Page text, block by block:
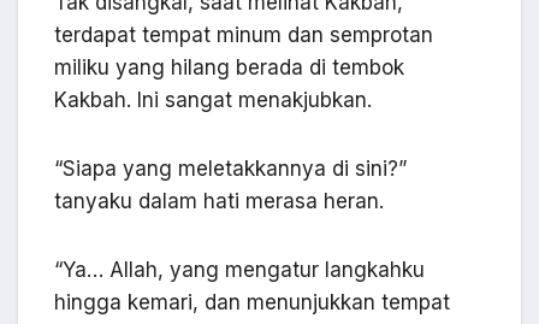
terdapat tempat minum dan semprotan
miliku yang hilang berada di tembok
Kakbah. Ini sangat menakjubkan.
“Siapa yang meletakkannya di sini?”
tanyaku dalam hati merasa heran.
“Ya… Allah, yang mengatur langkahku
hingga kemari, dan menunjukkan tempat